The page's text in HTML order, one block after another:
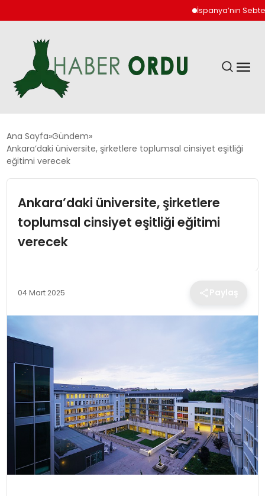
İspanya’nın Sebte
GÜNDEM
DÜNYA
EKONOMI
SIYASET
MAGAZIN
SPOR
YAŞAM
Ana Sayfa Gündem
Ankara’daki üniversite, şirketlere toplumsal cinsiyet eşitliği
eğitimi verecek
Ankara’daki üniversite, şirketlere
toplumsal cinsiyet eşitliği eğitimi
verecek
04 Mart 2025